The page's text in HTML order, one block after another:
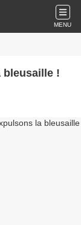
MENU
bleusaille !